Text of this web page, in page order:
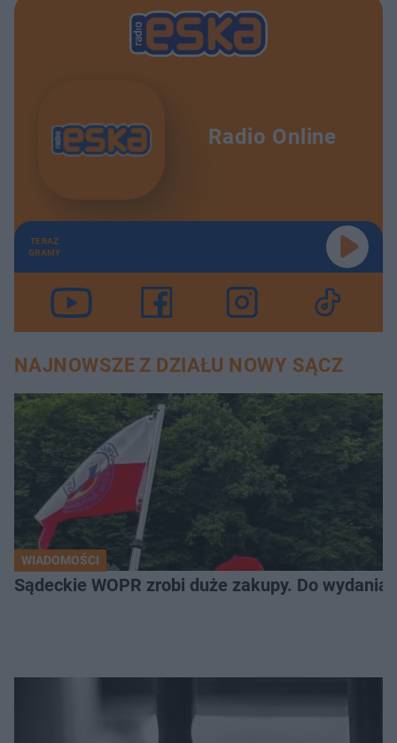
Radio Online
TERAZ
GRAMY
NAJNOWSZE Z DZIAŁU NOWY SĄCZ
WIADOMOŚCI
Sądeckie WOPR zrobi duże zakupy. Do wydania